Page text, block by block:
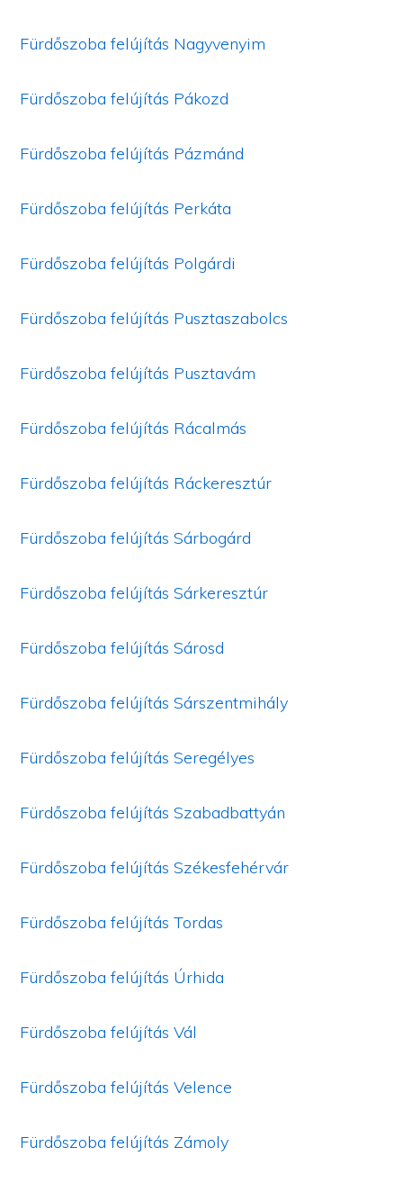
Fürdőszoba felújítás Nagyvenyim
Fürdőszoba felújítás Pákozd
Fürdőszoba felújítás Pázmánd
Fürdőszoba felújítás Perkáta
Fürdőszoba felújítás Polgárdi
Fürdőszoba felújítás Pusztaszabolcs
Fürdőszoba felújítás Pusztavám
Fürdőszoba felújítás Rácalmás
Fürdőszoba felújítás Ráckeresztúr
Fürdőszoba felújítás Sárbogárd
Fürdőszoba felújítás Sárkeresztúr
Fürdőszoba felújítás Sárosd
Fürdőszoba felújítás Sárszentmihály
Fürdőszoba felújítás Seregélyes
Fürdőszoba felújítás Szabadbattyán
Fürdőszoba felújítás Székesfehérvár
Fürdőszoba felújítás Tordas
Fürdőszoba felújítás Úrhida
Fürdőszoba felújítás Vál
Fürdőszoba felújítás Velence
Fürdőszoba felújítás Zámoly